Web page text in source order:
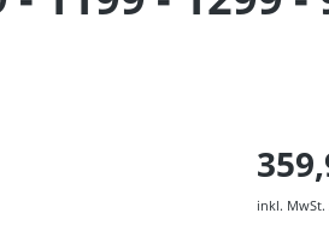
inkl. MwSt.